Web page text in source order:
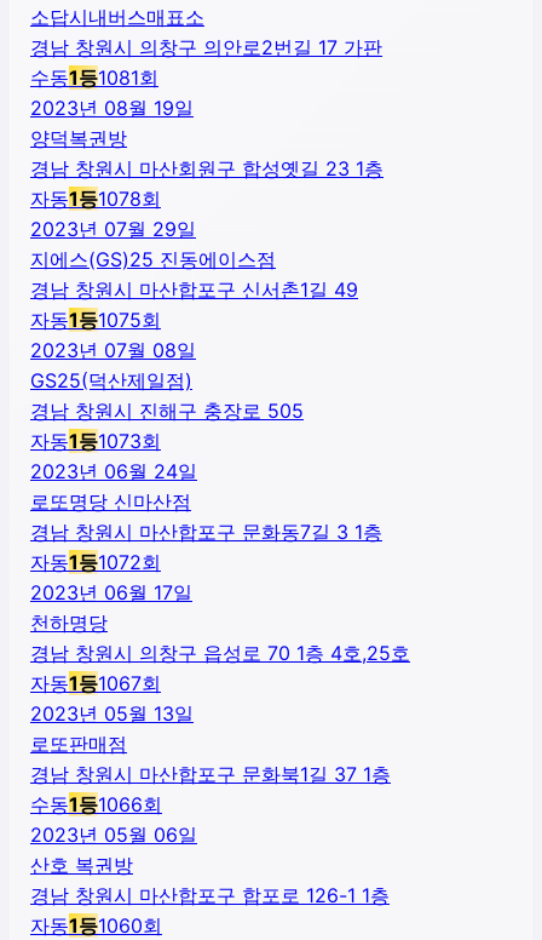
소답시내버스매표소
경남 창원시 의창구 의안로2번길 17 가판
수동1등1081회
2023년 08월 19일
양덕복권방
경남 창원시 마산회원구 합성옛길 23 1층
자동1등1078회
2023년 07월 29일
지에스(GS)25 진동에이스점
경남 창원시 마산합포구 신서촌1길 49
자동1등1075회
2023년 07월 08일
GS25(덕산제일점)
경남 창원시 진해구 충장로 505
자동1등1073회
2023년 06월 24일
로또명당 신마산점
경남 창원시 마산합포구 문화동7길 3 1층
자동1등1072회
2023년 06월 17일
천하명당
경남 창원시 의창구 읍성로 70 1층 4호,25호
자동1등1067회
2023년 05월 13일
로또판매점
경남 창원시 마산합포구 문화북1길 37 1층
수동1등1066회
2023년 05월 06일
산호 복권방
경남 창원시 마산합포구 합포로 126-1 1층
자동1등1060회